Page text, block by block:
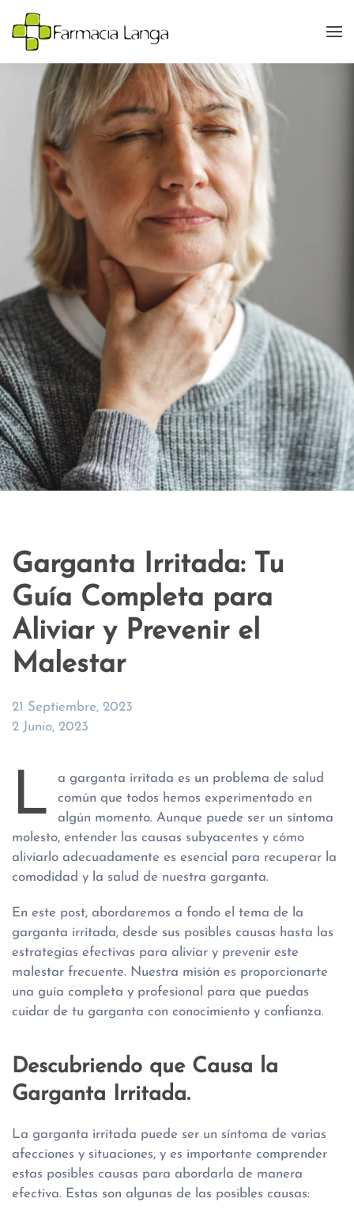
Garganta Irritada: Tu
Guía Completa para
Aliviar y Prevenir el
Malestar
21 Septiembre, 2023
2 Junio, 2023
L
a garganta irritada es un problema de salud
común que todos hemos experimentado en
algún momento. Aunque puede ser un síntoma
molesto, entender las causas subyacentes y cómo
aliviarlo adecuadamente es esencial para recuperar la
comodidad y la salud de nuestra garganta.
En este post, abordaremos a fondo el tema de la
garganta irritada, desde sus posibles causas hasta las
estrategias efectivas para aliviar y prevenir este
malestar frecuente. Nuestra misión es proporcionarte
una guía completa y profesional para que puedas
cuidar de tu garganta con conocimiento y confianza.
Descubriendo que Causa la
Garganta Irritada.
La garganta irritada puede ser un síntoma de varias
afecciones y situaciones, y es importante comprender
estas posibles causas para abordarla de manera
efectiva. Estas son algunas de las posibles causas: